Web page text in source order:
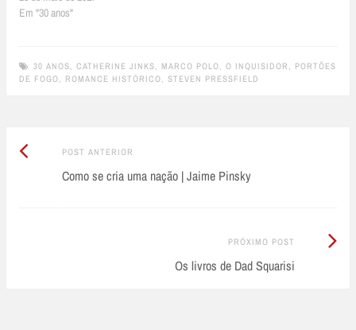
Em "30 anos"
30 ANOS, CATHERINE JINKS, MARCO POLO, O INQUISIDOR , PORTÕES
DE FOGO, ROMANCE HISTÓRICO, STEVEN PRESSFIELD
Post
navigation
POST ANTERIOR
Anterior:
Como se cria uma nação | Jaime Pinsky
PRÓXIMO POST
Os livros de Dad Squarisi
Próximo